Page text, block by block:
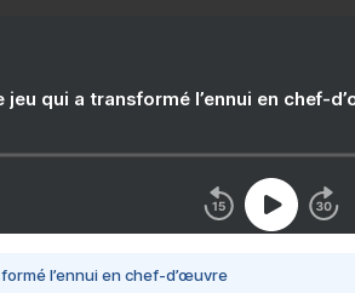
jeu qui a transformé l’ennui en chef-
l’ennui en chef-d’œuvre